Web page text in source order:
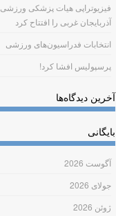
فیزیوتراپی هیات پزشکی ورزشی
آذربایجان غربی را افتتاح کرد
انتخابات فدراسیون‌های ورزشی
پرسپولیس افشا کرد!
آخرین دیدگاه‌ها
بایگانی
آگوست 2026
جولای 2026
ژوئن 2026